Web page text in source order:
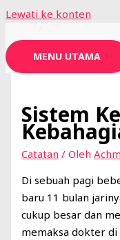
Lewati ke konten
MENU UTAMA
Sistem
Catatan / Oleh
Di sebuah pagi
baru 11 bulan
cukup besar dan
memaksa dokter